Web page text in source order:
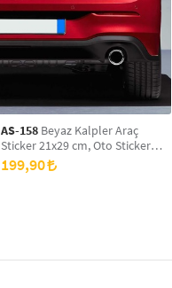
yaratıcı bir
AS-158 Beyaz Kalpler Araç
Sticker 21x29 cm, Oto Sticker,
Araba Sticker
199,90